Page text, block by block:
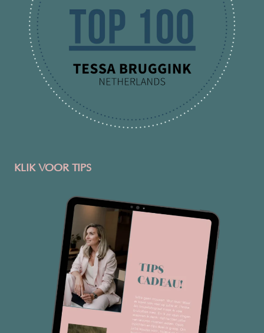
KLIK VOOR TIPS